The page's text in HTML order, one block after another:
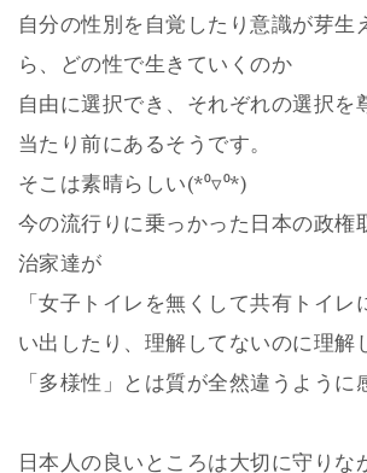
自分の性別を自覚したり意識が芽生
ら、どの性で生きていくのか
自由に選択でき、それぞれの選択を
当たり前にあるそうです。
そこは素晴らしい(*⁰▿⁰*)
今の流行りに乗っかった日本の政権
治家達が
「女子トイレを無くして共有トイレ
い出したり、理解してないのに理解
「多様性」とは質が全然違うように
日本人の良いところは大切に守りな